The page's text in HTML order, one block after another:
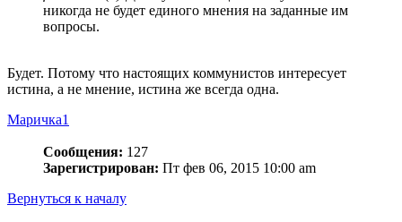
никогда не будет единого мнения на заданные им
вопросы.
Будет. Потому что настоящих коммунистов интересует
истина, а не мнение, истина же всегда одна.
Маричка1
Сообщения: 127
Зарегистрирован: Пт фев 06, 2015 10:00 am
Вернуться к началу